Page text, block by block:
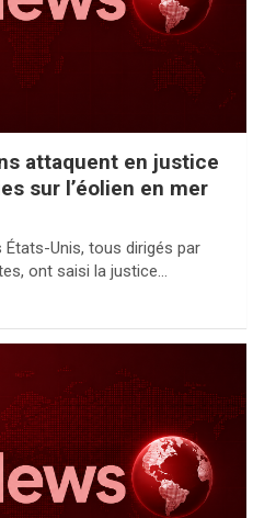
attaquent en justice
sur l’éolien en mer
Unis, tous dirigés par
ont saisi la justice…